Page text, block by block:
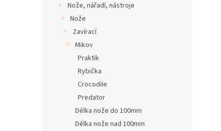
Nože, nářadí, nástroje
Nože
Zavírací
Mikov
Praktik
Rybička
Crocodile
Predator
Délka nože do 100mm
Délka nože nad 100mm